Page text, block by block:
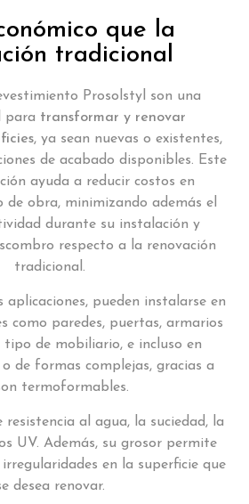
que la
tradicional
Prosolstyl son una
para transformar y renovar
, ya sean nuevas o existentes,
de acabado disponibles. Este
ayuda a reducir costos en
de obra, minimizando además el
durante su instalación y
respecto a la renovación
tradicional.
pueden instalarse en
como paredes, puertas, armarios
de mobiliario, e incluso en
de formas complejas, gracias a
termoformables.
al agua, la suciedad, la
UV. Además, su grosor permite
en la superficie que
desea renovar.